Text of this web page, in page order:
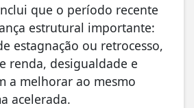
que o período recente
estrutural importante:
estagnação ou retrocesso,
renda, desigualdade e
a melhorar ao mesmo
acelerada.